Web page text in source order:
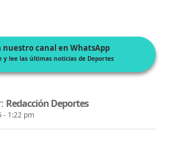
nuestro canal en WhatsApp
y lee las últimas noticias de Deportes
Redacción Deportes
- 1:22 pm